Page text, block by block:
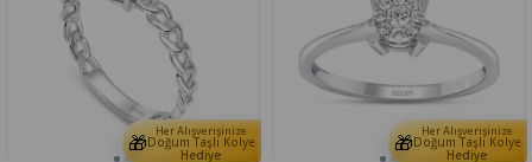
🎁 Her Alışverişinize
Doğum Taşlı Kolye
Hediye 🎁 Her Alışverişinize
Doğum Taşlı Kolye
Hediye